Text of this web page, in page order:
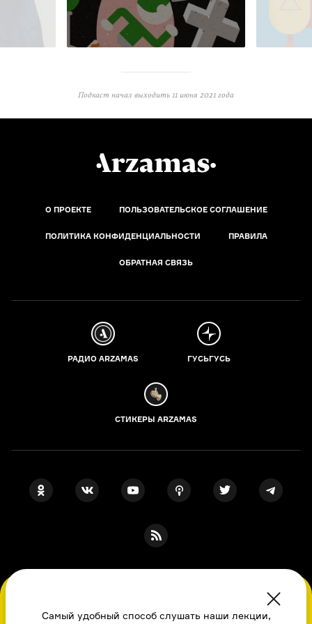
Во время посещения сайта вы соглашаетесь
с использованием нами файлов
Самый удобный способ слушать наши лекции,
Подкаст начал выходить 11 июня 2021 года
О ПРОЕКТЕ ПОЛЬЗОВАТЕЛЬСКОЕ СОГЛАШЕНИЕ
ПОЛИТИКА КОНФИДЕНЦИАЛЬНОСТИ ПРАВИЛА
ОБРАТНАЯ СВЯЗЬ
РАДИО ARZAMAS ГУСЬГУСЬ
СТИКЕРЫ ARZAMAS